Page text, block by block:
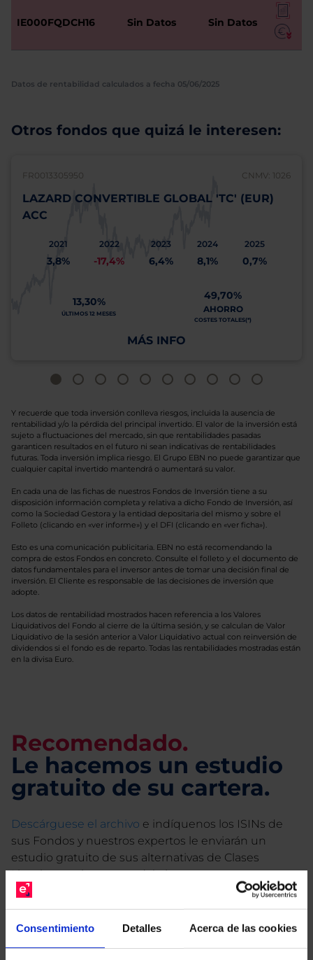
Consentimiento Detalles Acerca de las cookies
IE000FQDCH16 Sin Datos Sin Datos
Datos de rentabilidad calculados a fecha 05/06/2025
Otros fondos que quizá le interesen:
FR0013305950 CNMV: 1026
LAZARD CONVERTIBLE GLOBAL 'TC' (EUR)
ACC
2021
3,8%
2022
-17,4%
2023
6,4%
2024
8,1%
2025
0,7%
13,30%
ÚLTIMOS 12 MESES
49,70%
AHORRO
COSTES TOTALES(*)
MÁS INFO
Y recuerde que toda inversión conlleva riesgos, incluida la ausencia de
rentabilidad y/o la pérdida del principal invertido. El valor de la inversión está
sujeto a fluctuaciones del mercado, sin que rentabilidades pasadas
garanticen resultados en el futuro ni sean indicativas de rentabilidades
futuras. Toda inversión implica riesgo. El Grupo EBN no puede garantizar que
cualquier capital invertido mantendrá o aumentará su valor.
En cada una de las fichas de nuestros Fondos de Inversión tiene a su
disposición información completa y relativa a dicho Fondo de Inversión, así
como la Sociedad Gestora y la entidad depositaria del mismo y sobre el
Folleto (clicando en «ver informe») y el DFI (clicando en «ver ficha»).
Esto es una comunicación publicitaria. EBN no está recomendando la
compra de estos Fondos en concreto. Consulte el folleto y el documento de
datos fundamentales para el inversor antes de tomar una decisión final de
inversión. El Cliente es responsable de las decisiones de inversión que
adopte.
Los datos de rentabilidad mostrados hacen referencia a los Valores
Liquidativos del Fondo al cierre de la última sesión, y se calculan de Valor
Liquidativo de la sesión anterior a Valor Liquidativo actual con reinversión de
dividendos si el fondo es de reparto. Todas las rentabilidades mostradas están
en la divisa Euro.
Recomendado.
Le hacemos un estudio
gratuito de su cartera.
Descárguese el archivo e indíquenos los ISINs de
sus Fondos y nuestros expertos le enviarán un
estudio gratuito de sus alternativas de Clases
Limpias con las que podrá ahorrar en sus costes.